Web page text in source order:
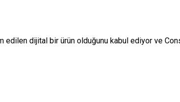
edilen dijital bir ürün olduğunu kabul ediyor ve